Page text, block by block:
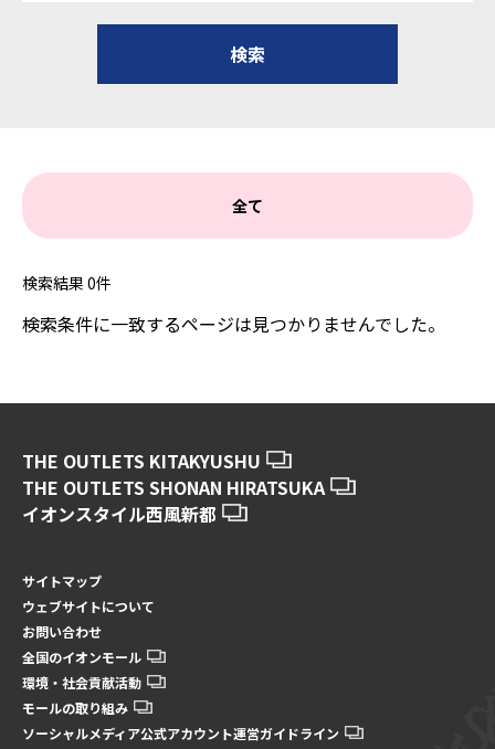
全て
検索結果 0件
検索条件に一致するページは見つかりませんでした。
THE OUTLETS KITAKYUSHU
THE OUTLETS SHONAN HIRATSUKA
イオンスタイル西風新都
サイトマップ
ウェブサイトについて
お問い合わせ
全国のイオンモール
環境・社会貢献活動
モールの取り組み
ソーシャルメディア公式アカウント運営ガイドライン